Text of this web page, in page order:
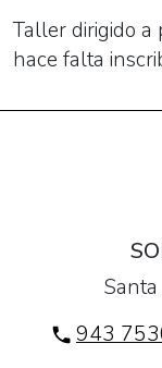
Taller dirigido a
hace falta
943